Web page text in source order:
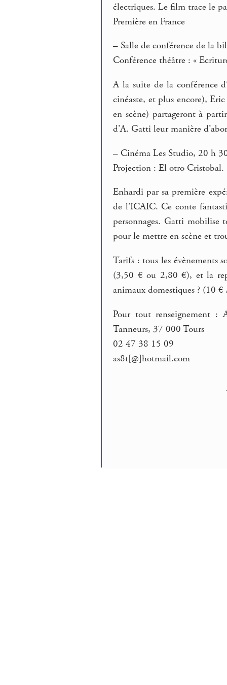
électriques. Le film trace le
Première en France
– Salle de conférence de la
Conférence théâtre : «
A la suite de la conférence
cinéaste, et plus encore),
en scène) partageront à
d’A. Gatti leur manière
– Cinéma Les Studio, 20 h
Projection : El otro
Enhardi par sa première
de l’ICAIC. Ce conte
personnages. Gatti mobilise
pour le mettre en scène et
Tarifs : tous les évènements
(3,50 € ou 2,80 €), et la
animaux domestiques ? (10
Pour tout renseignement :
Tanneurs, 37 000 Tours
02 47 38 15 09
as8t[@]hotmail.com